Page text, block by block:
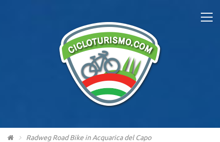
Radweg Road Bike in Acquarica del Capo